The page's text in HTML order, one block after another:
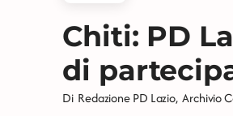
Chiti: PD
di
Di Redazione PD Lazio, Archivio